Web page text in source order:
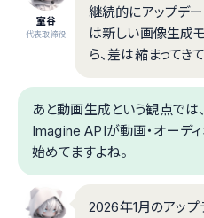
室谷
代表取締役
継続的にアップデ
は新しい画像生成
ら、差は縮まってき
あと動画生成という観点では
Imagine APIが動画・オーデ
始めてますよね。
2026年1月のアッ